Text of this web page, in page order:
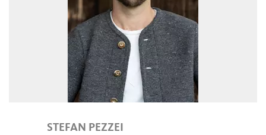
STEFAN PEZZEI